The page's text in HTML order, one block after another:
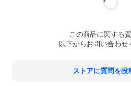
この商品に関する質
以下からお問い合わせ
ストアに質問を投